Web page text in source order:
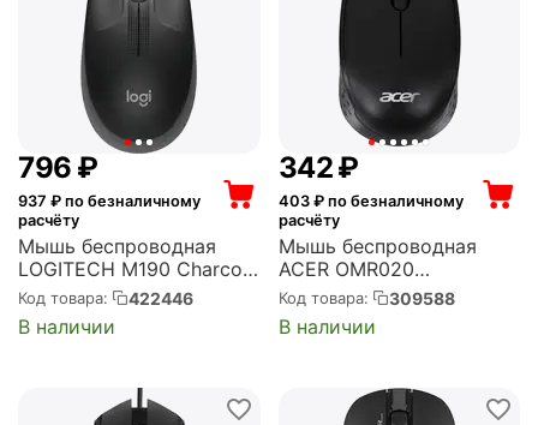
‍796‍ ₽
937 ₽ по безналичному
расчёту
Мышь беспроводная
LOGITECH M190 Charcoal
радиоканал, USB, 1000
dpi, оптическая, чёрная
с серым (910-005905)
Код товара: 422446
В наличии
‍342‍₽
403₽ по безналичному
расчёту
Мышь беспроводная
ACER OMR020
радиоканал, USB, 1200
dpi, оптическая, чёрная
(ZL.MCEEE.006)
Код товара: 309588
В наличии